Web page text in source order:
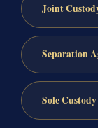
Joint
Separation
Sole